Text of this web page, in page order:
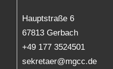
Hauptstraße 6
67813 Gerbach
+49 177 3524501
sekretaer@mgcc.de